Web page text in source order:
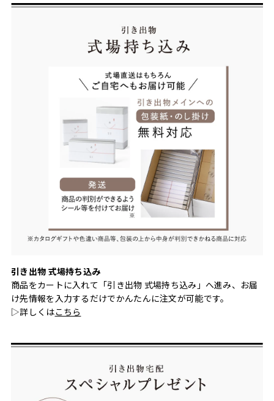
引き出物 式場持ち込み
商品をカートに入れて「引き出物 式場持ち込み」へ進み、お届
け先情報を入力するだけでかんたんに注文が可能です。
▷詳しくはこちら